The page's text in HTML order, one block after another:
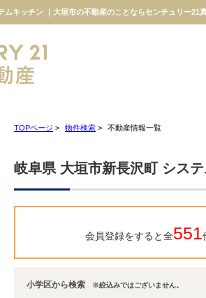
ムキッチン ｜大垣市の不動産のことならセンチュリー21
TOPページ > 物件検索 > 不動産情報一覧
岐阜県 大垣市新長沢町 シス
会員登録をすると全551
小学区から検索 ※絞込みではございません。